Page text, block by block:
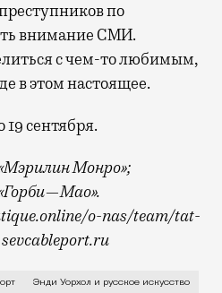
по
внимание СМИ.
с чем-то любимым,
в этом настоящее.
сентября.
Монро»;
o-nas/team/tat-
Порт» на
Энди Уорхол и русское искусство